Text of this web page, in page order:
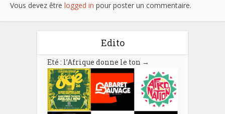
Vous devez être logged in pour poster un commentaire.
Edito
Eté : l’Afrique donne le ton →